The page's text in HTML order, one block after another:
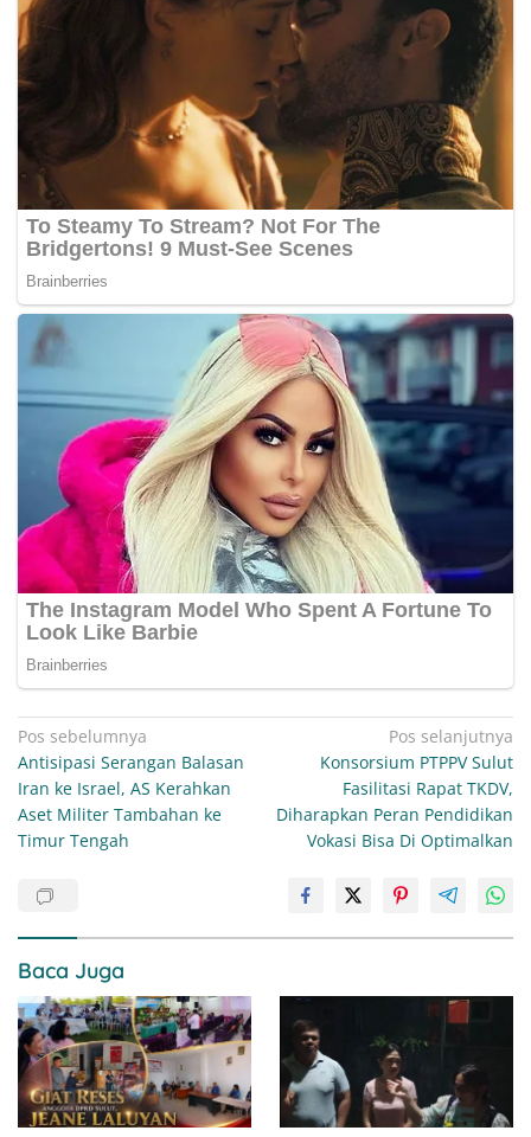
Navigasi
pos
Pos sebelumnya
Antisipasi Serangan Balasan
Iran ke Israel, AS Kerahkan
Aset Militer Tambahan ke
Timur Tengah
Pos selanjutnya
Konsorsium PTPPV Sulut
Fasilitasi Rapat TKDV,
Diharapkan Peran Pendidikan
Vokasi Bisa Di Optimalkan
Baca Juga